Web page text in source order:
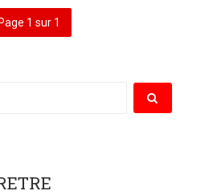
1 sur 1